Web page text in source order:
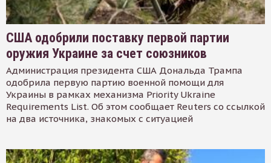
США одобрили поставку первой партии
оружия Украине за счет союзников
Администрация президента США Дональда Трампа
одобрила первую партию военной помощи для
Украины в рамках механизма Priority Ukraine
Requirements List. Об этом сообщает Reuters со ссылкой
на два источника, знакомых с ситуацией